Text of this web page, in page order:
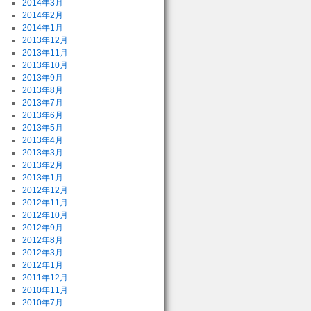
2014年3月
2014年2月
2014年1月
2013年12月
2013年11月
2013年10月
2013年9月
2013年8月
2013年7月
2013年6月
2013年5月
2013年4月
2013年3月
2013年2月
2013年1月
2012年12月
2012年11月
2012年10月
2012年9月
2012年8月
2012年3月
2012年1月
2011年12月
2010年11月
2010年7月